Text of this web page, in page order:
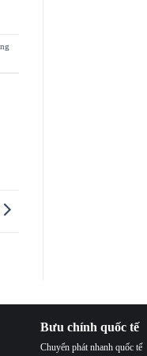
Bưu chính quốc tế
Chuyển phát nhanh quốc tế